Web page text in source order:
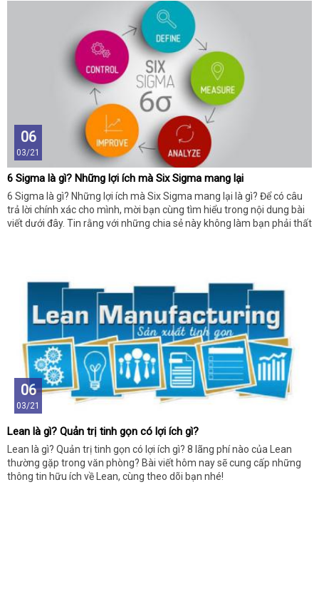
06
03/21
6 Sigma là gì? Những lợi ích mà Six Sigma mang lại
6 Sigma là gì? Những lợi ích mà Six Sigma mang lại là gì? Để có câu
trả lời chính xác cho mình, mời bạn cùng tìm hiểu trong nội dung bài
viết dưới đây. Tin rằng với những chia sẻ này không làm bạn phải thất
06
03/21
Lean là gì? Quản trị tinh gọn có lợi ích gì?
Lean là gì? Quản trị tinh gọn có lợi ích gì? 8 lãng phí nào của Lean
thường gặp trong văn phòng? Bài viết hôm nay sẽ cung cấp những
thông tin hữu ích về Lean, cùng theo dõi bạn nhé!